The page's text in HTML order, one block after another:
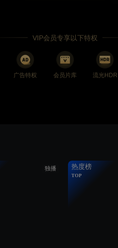
VIP会员专享以下特权
广告特权 会员片库 流光HDR
独播 热度榜
TOP